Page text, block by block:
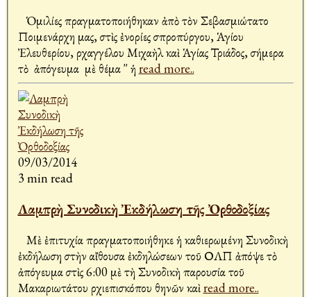
Ὁμιλίες πραγματοποιήθηκαν ἀπὸ τὸν Σεβασμιώτατο
Ποιμενάρχη μας, στὶς ἐνορίες Ἀσπροπύργου, Ἁγίου
Ἐλευθερίου, Ἀρχαγγέλου Μιχαὴλ καὶ Ἁγίας Τριάδος, σήμερα
τὸ ἀπόγευμα μὲ θέμα '' ἡ read more..
09/03/2014
3 min read
Λαμπρὴ Συνοδικὴ Ἐκδήλωση τῆς Ὀρθοδοξίας
Μὲ ἐπιτυχία πραγματοποιήθηκε ἡ καθιερωμένη Συνοδικὴ
ἐκδήλωση στὴν αἴθουσα ἐκδηλώσεων τοῦ ΟΛΠ ἀπόψε τὸ
ἀπόγευμα στὶς 6:00 μὲ τὴ Συνοδικὴ παρουσία τοῦ
Μακαριωτάτου Ἀρχιεπισκόπου Ἀθηνῶν καὶread more..